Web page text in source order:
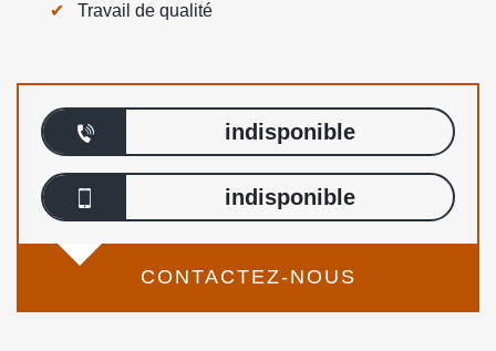
Travail de qualité
indisponible
indisponible
CONTACTEZ-NOUS